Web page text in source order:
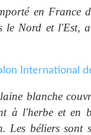
en France
le Nord et l'Est,
blanche
à l'herbe et en
Les béliers sont